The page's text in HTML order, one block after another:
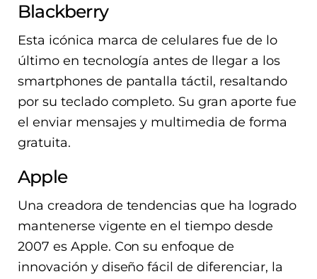
Blackberry
Esta icónica marca de celulares fue de lo
último en tecnología antes de llegar a los
smartphones de pantalla táctil, resaltando
por su teclado completo. Su gran aporte fue
el enviar mensajes y multimedia de forma
gratuita.
Apple
Una creadora de tendencias que ha logrado
mantenerse vigente en el tiempo desde
2007 es Apple. Con su enfoque de
innovación y diseño fácil de diferenciar, la